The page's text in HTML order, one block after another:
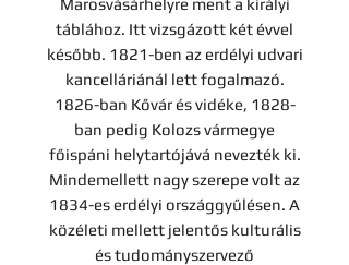
Marosvásárhelyre ment a királyi
táblához. Itt vizsgázott két évvel
később. 1821-ben az erdélyi udvari
kancelláriánál lett fogalmazó.
1826-ban Kővár és vidéke, 1828-
ban pedig Kolozs vármegye
főispáni helytartójává nevezték ki.
Mindemellett nagy szerepe volt az
1834-es erdélyi országgyűlésen. A
közéleti mellett jelentős kulturális
és tudományszervező